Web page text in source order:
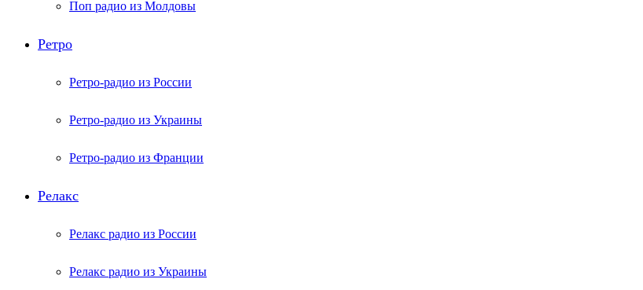
Поп радио из Молдовы
Ретро
Ретро-радио из России
Ретро-радио из Украины
Ретро-радио из Франции
Релакс
Релакс радио из России
Релакс радио из Украины